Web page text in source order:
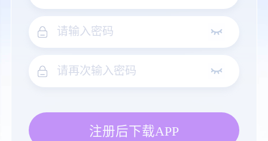
注册后下载APP